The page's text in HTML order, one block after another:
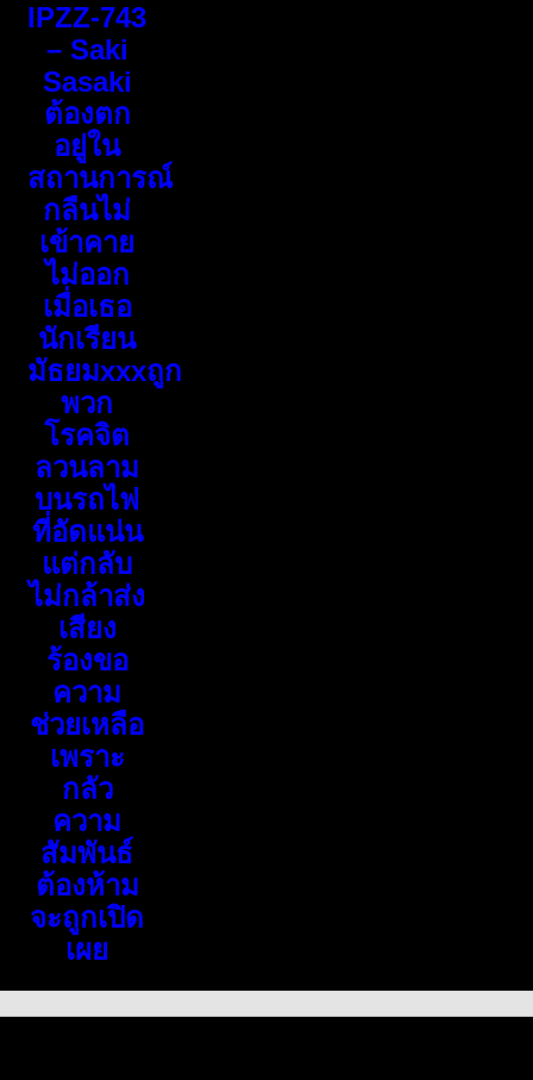
IPZZ-743
– Saki
Sasaki
ต้องตก
อยู่ใน
สถานการณ์
กลืนไม่
เข้าคาย
ไม่ออก
เมื่อเธอ
นักเรียน
มัธยมxxxถูก
พวก
โรคจิต
ลวนลาม
บนรถไฟ
ที่อัดแน่น
แต่กลับ
ไม่กล้าส่ง
เสียง
ร้องขอ
ความ
ช่วยเหลือ
เพราะ
กลัว
ความ
สัมพันธ์
ต้องห้าม
จะถูกเปิด
เผย